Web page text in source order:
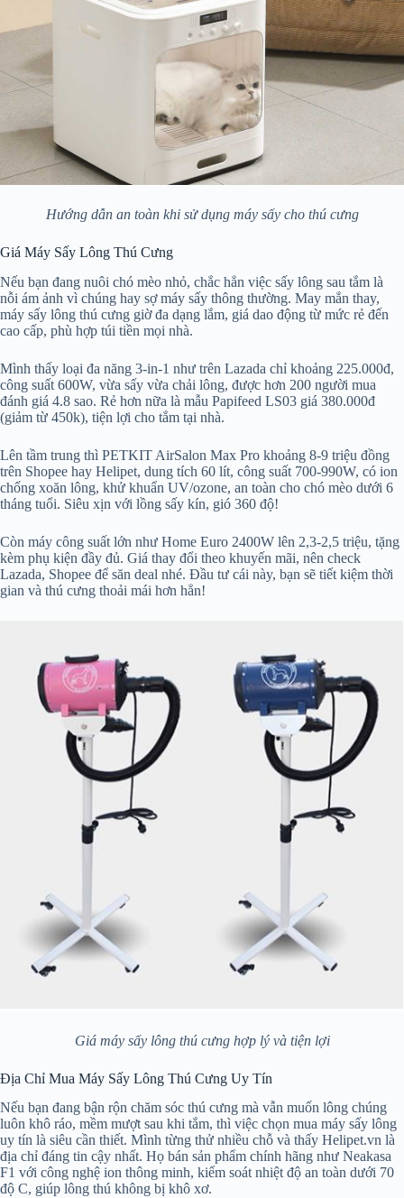
Hướng dẫn an toàn khi sử dụng máy sấy cho thú cưng
Giá Máy Sấy Lông Thú Cưng
Nếu bạn đang nuôi chó mèo nhỏ, chắc hẳn việc sấy lông sau tắm là
nỗi ám ảnh vì chúng hay sợ máy sấy thông thường. May mắn thay,
máy sấy lông thú cưng giờ đa dạng lắm, giá dao động từ mức rẻ đến
cao cấp, phù hợp túi tiền mọi nhà.
Mình thấy loại đa năng 3-in-1 như trên Lazada chỉ khoảng 225.000đ,
công suất 600W, vừa sấy vừa chải lông, được hơn 200 người mua
đánh giá 4.8 sao. Rẻ hơn nữa là mẫu Papifeed LS03 giá 380.000đ
(giảm từ 450k), tiện lợi cho tắm tại nhà.
Lên tầm trung thì PETKIT AirSalon Max Pro khoảng 8-9 triệu đồng
trên Shopee hay Helipet, dung tích 60 lít, công suất 700-990W, có ion
chống xoăn lông, khử khuẩn UV/ozone, an toàn cho chó mèo dưới 6
tháng tuổi. Siêu xịn với lồng sấy kín, gió 360 độ!
Còn máy công suất lớn như Home Euro 2400W lên 2,3-2,5 triệu, tặng
kèm phụ kiện đầy đủ. Giá thay đổi theo khuyến mãi, nên check
Lazada, Shopee để săn deal nhé. Đầu tư cái này, bạn sẽ tiết kiệm thời
gian và thú cưng thoải mái hơn hẳn!
Giá máy sấy lông thú cưng hợp lý và tiện lợi
Địa Chỉ Mua Máy Sấy Lông Thú Cưng Uy Tín
Nếu bạn đang bận rộn chăm sóc thú cưng mà vẫn muốn lông chúng
luôn khô ráo, mềm mượt sau khi tắm, thì việc chọn mua máy sấy lông
uy tín là siêu cần thiết. Mình từng thử nhiều chỗ và thấy Helipet.vn là
địa chỉ đáng tin cậy nhất. Họ bán sản phẩm chính hãng như Neakasa
F1 với công nghệ ion thông minh, kiểm soát nhiệt độ an toàn dưới 70
độ C, giúp lông thú không bị khô xơ.